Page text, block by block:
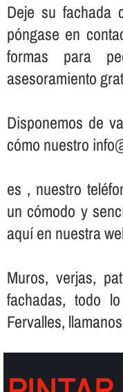
Deje su fachada
póngase en
formas para
asesoramiento
Disponemos de
cómo nuestro
es , nuestro
un cómodo y
aquí­ en nuestra
Muros, verjas,
fachadas, todo
Fervalles,